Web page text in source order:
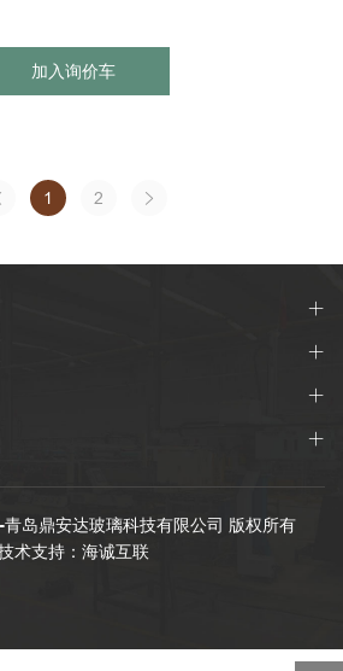
加入询价车
1 2
岛鼎安达玻璃科技有限公司 版权所有
术支持：海诚互联